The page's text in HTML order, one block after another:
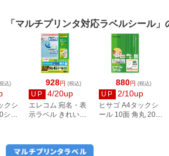
「マルチプリンタ対応ラベルシール」
928円 (税込)
UP 4/20up
エレコム 宛名・表
示ラベル きれい貼
880円 (税込)
UP 2/10up
ヒサゴ A4タックシ
ール 10面 角丸 20シ
込)
クシ
ー